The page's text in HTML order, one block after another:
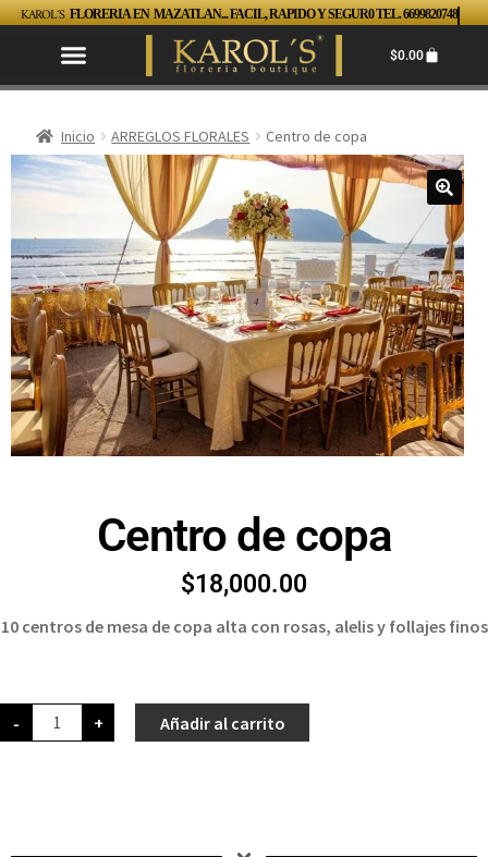
KAROL´S FLORERIA EN MAZATLAN... FACIL, RAPIDO Y SEGUR0 TEL. 6699820748
$0.00
Inicio ARREGLOS FLORALES Centro de copa
Centro de copa
$18,000.00
10 centros de mesa de copa alta con rosas, alelis y follajes finos
- + Añadir al carrito